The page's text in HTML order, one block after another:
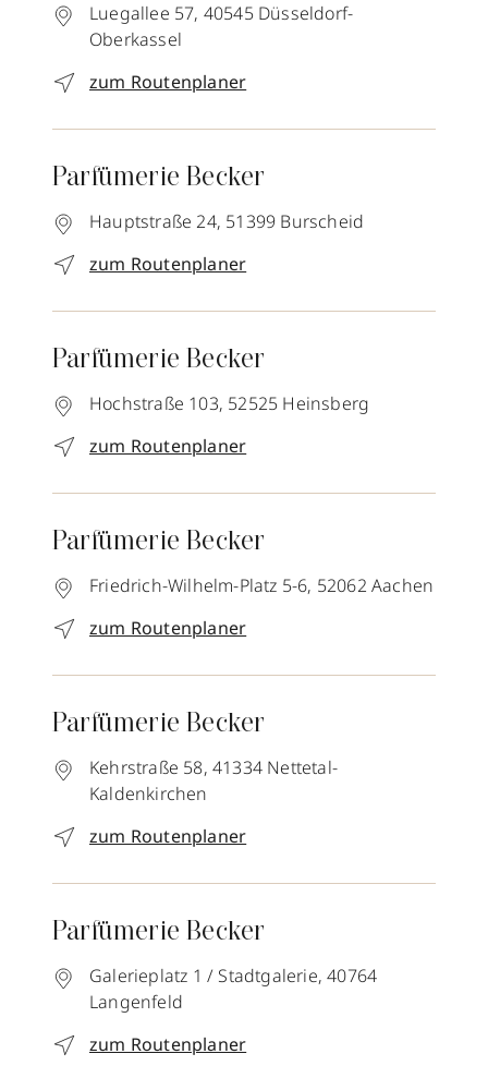
Luegallee 57, 40545 Düsseldorf-
Oberkassel
zum Routenplaner
Parfümerie Becker
Hauptstraße 24, 51399 Burscheid
zum Routenplaner
Parfümerie Becker
Hochstraße 103, 52525 Heinsberg
zum Routenplaner
Parfümerie Becker
Friedrich-Wilhelm-Platz 5-6, 52062 Aachen
zum Routenplaner
Parfümerie Becker
Kehrstraße 58, 41334 Nettetal-
Kaldenkirchen
zum Routenplaner
Parfümerie Becker
Galerieplatz 1 / Stadtgalerie, 40764
Langenfeld
zum Routenplaner